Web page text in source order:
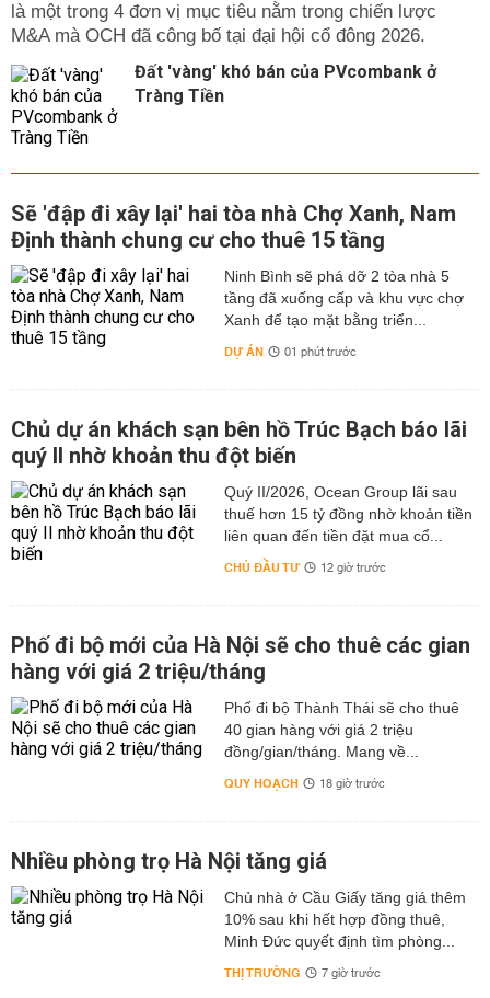
là một trong 4 đơn vị mục tiêu nằm trong chiến lược
M&A mà OCH đã công bố tại đại hội cổ đông 2026.
Đất 'vàng' khó bán của PVcombank ở
Tràng Tiền
Sẽ 'đập đi xây lại' hai tòa nhà Chợ Xanh, Nam
Định thành chung cư cho thuê 15 tầng
Ninh Bình sẽ phá dỡ 2 tòa nhà 5
tầng đã xuống cấp và khu vực chợ
Xanh để tạo mặt bằng triển...
DỰ ÁN 01 phút trước
Chủ dự án khách sạn bên hồ Trúc Bạch báo lãi
quý II nhờ khoản thu đột biến
Quý II/2026, Ocean Group lãi sau
thuế hơn 15 tỷ đồng nhờ khoản tiền
liên quan đến tiền đặt mua cổ...
CHỦ ĐẦU TƯ 12 giờ trước
Phố đi bộ mới của Hà Nội sẽ cho thuê các gian
hàng với giá 2 triệu/tháng
Phố đi bộ Thành Thái sẽ cho thuê
40 gian hàng với giá 2 triệu
đồng/gian/tháng. Mang về...
QUY HOẠCH 18 giờ trước
Nhiều phòng trọ Hà Nội tăng giá
Chủ nhà ở Cầu Giấy tăng giá thêm
10% sau khi hết hợp đồng thuê,
Minh Đức quyết định tìm phòng...
THỊ TRƯỜNG 7 giờ trước